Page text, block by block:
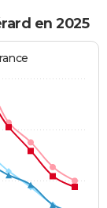
en 2025